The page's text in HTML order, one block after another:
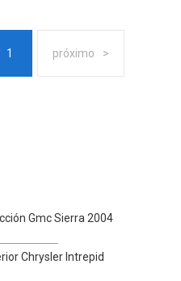
1 próximo
Gmc Sierra 2004
Chrysler Intrepid